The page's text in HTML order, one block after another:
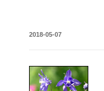
2018-05-07